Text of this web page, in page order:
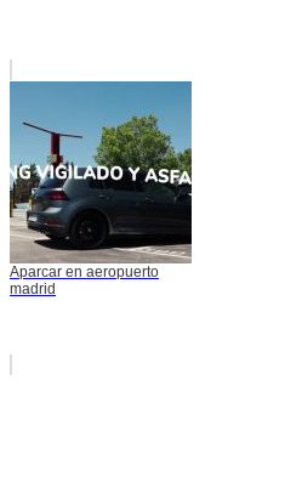
Aparcar en aeropuerto
madrid